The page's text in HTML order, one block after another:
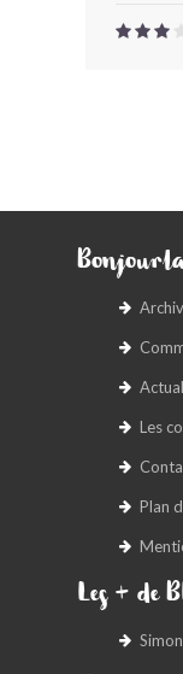
Les
Plan
Les + de